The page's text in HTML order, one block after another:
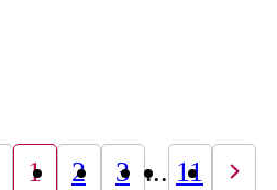
1 2 3 ... 11